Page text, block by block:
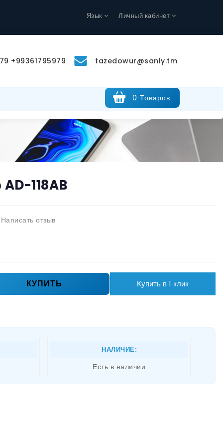
Язык Личный кабинет
+99361795979 tazedowur@sanly.tm
0 Товаров
118AB
отзыв
КУПИТЬ Купить в 1 клик
НАЛИЧИЕ:
Есть в наличии